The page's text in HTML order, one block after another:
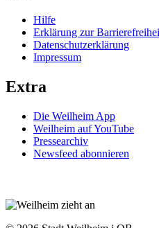
Hilfe
Erklärung zur
Datenschutzerklärung
Impressum
Extra
Die Weilheim App
Weilheim auf YouTube
Pressearchiv
Newsfeed abonnieren